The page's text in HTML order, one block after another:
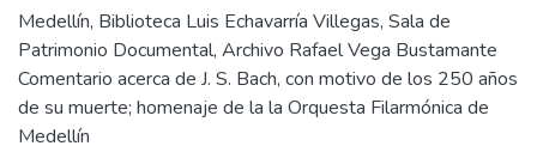
Medellín, Biblioteca Luis Echavarría Villegas, Sala de
Patrimonio Documental, Archivo Rafael Vega Bustamante
Comentario acerca de J. S. Bach, con motivo de los 250 años
de su muerte; homenaje de la la Orquesta Filarmónica de
Medellín